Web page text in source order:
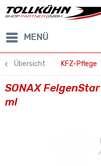
MENÜ
Übersicht KFZ-Pflege
SONAX
ml